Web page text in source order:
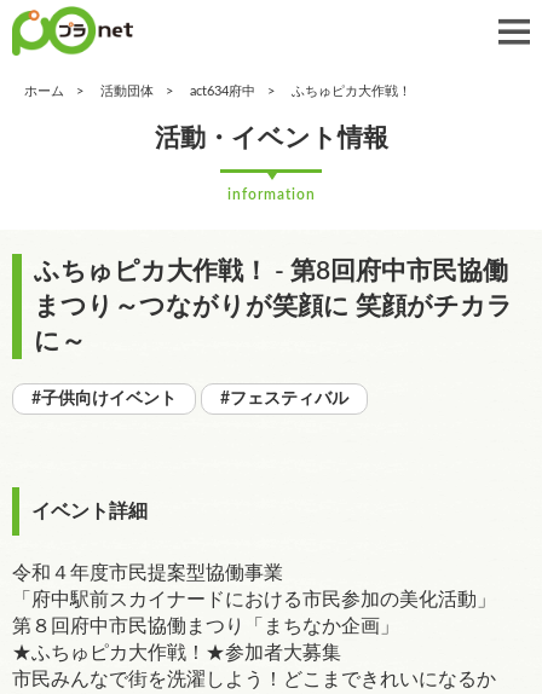
ホーム 活動団体 act634府中 ふちゅピカ大作戦！
活動・イベント情報
information
ふちゅピカ大作戦！ - 第8回府中市民協働
まつり～つながりが笑顔に 笑顔がチカラ
に～
#子供向けイベント #フェスティバル
イベント詳細
令和４年度市民提案型協働事業
「府中駅前スカイナードにおける市民参加の美化活動」
第８回府中市民協働まつり「まちなか企画」
★ふちゅピカ大作戦！★参加者大募集
市民みんなで街を洗濯しよう！どこまできれいになるか